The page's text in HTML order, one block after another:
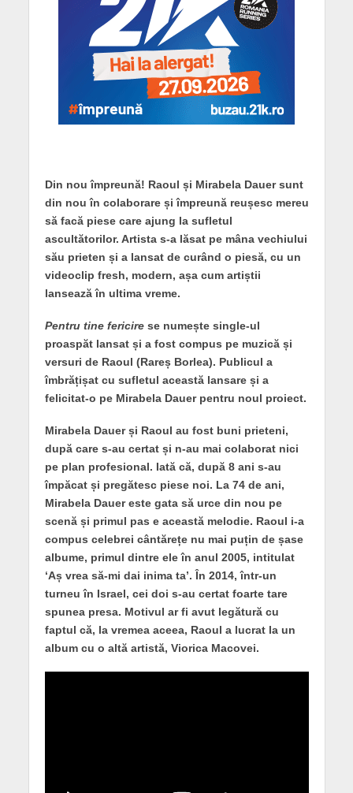
Din nou împreună! Raoul și Mirabela Dauer sunt
din nou în colaborare și împreună reușesc mereu
să facă piese care ajung la sufletul
ascultătorilor. Artista s-a lăsat pe mâna vechiului
său prieten și a lansat de curând o piesă, cu un
videoclip fresh, modern, așa cum artiștii
lansează în ultima vreme.
Pentru tine fericirese numește single-ul
proaspăt lansat și a fost compus pe muzică și
versuri de Raoul (Rareș Borlea). Publicul a
îmbrățișat cu sufletul această lansare și a
felicitat-o pe Mirabela Dauer pentru noul proiect.
Mirabela Dauer și Raoul au fost buni prieteni,
după care s-au certat și n-au mai colaborat nici
pe plan profesional. Iată că, după 8 ani s-au
împăcat și pregătesc piese noi. La 74 de ani,
Mirabela Dauer este gata să urce din nou pe
scenă și primul pas e această melodie. Raoul i-a
compus celebrei cântărețe nu mai puțin de șase
albume, primul dintre ele în anul 2005, intitulat
‘Aș vrea să-mi dai inima ta’. În 2014, într-un
turneu în Israel, cei doi s-au certat foarte tare
spunea presa. Motivul ar fi avut legătură cu
faptul că, la vremea aceea, Raoul a lucrat la un
album cu o altă artistă, Viorica Macovei.